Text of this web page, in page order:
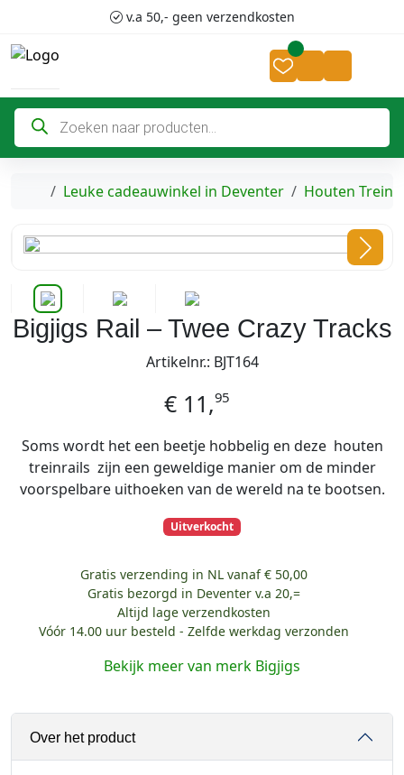
v.a 50,- geen verzendkosten
Account
Cart
P
o
d
n
Home
Leuke cadeauwinkel in Deventer Houten
Bigjigs Rail – Twee Crazy Tracks
Artikelnr.: BJT164
€ 11,95
Soms wordt het een beetje hobbelig en deze houten
treinrails zijn een geweldige manier om de minder
voorspelbare uithoeken van de wereld na te bootsen.
Uitverkocht
Gratis verzending in NL vanaf € 50,00
Gratis bezorgd in Deventer v.a 20,=
Altijd lage verzendkosten
Vóór 14.00 uur besteld - Zelfde werkdag verzonden
Bekijk meer van merk Bigjigs
Over het product